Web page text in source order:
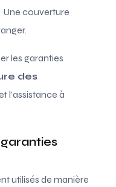
Une couverture
les garanties
des
l’assistance à
utilisés de manière